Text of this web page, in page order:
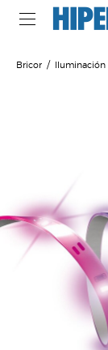
Bricor Iluminación